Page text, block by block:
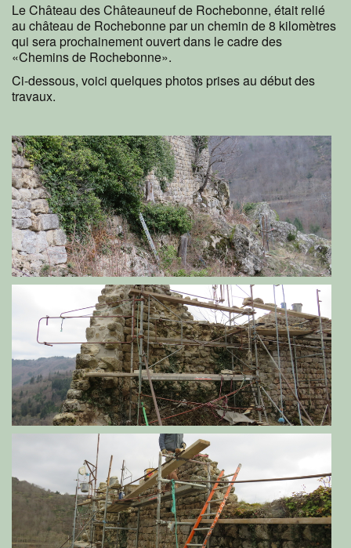
Le Château des Châteauneuf de Rochebonne, était relié
au château de Rochebonne par un chemin de 8 kilomètres
qui sera prochainement ouvert dans le cadre des
«Chemins de Rochebonne».
Ci-dessous, voici quelques photos prises au début des
travaux.